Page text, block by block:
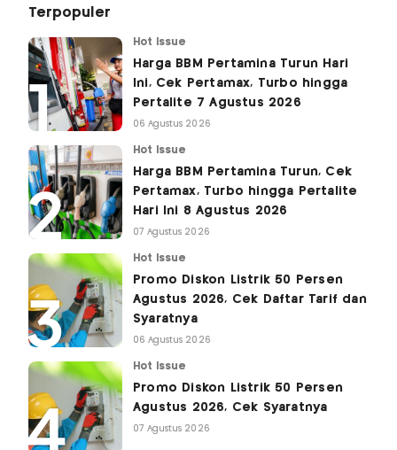
Terpopuler
Hot Issue
Harga BBM Pertamina Turun Hari
Ini, Cek Pertamax, Turbo hingga
Pertalite 7 Agustus 2026
06 Agustus 2026
Hot Issue
Harga BBM Pertamina Turun, Cek
Pertamax, Turbo hingga Pertalite
Hari Ini 8 Agustus 2026
07 Agustus 2026
Hot Issue
Promo Diskon Listrik 50 Persen
Agustus 2026, Cek Daftar Tarif dan
Syaratnya
06 Agustus 2026
Hot Issue
Promo Diskon Listrik 50 Persen
Agustus 2026, Cek Syaratnya
07 Agustus 2026